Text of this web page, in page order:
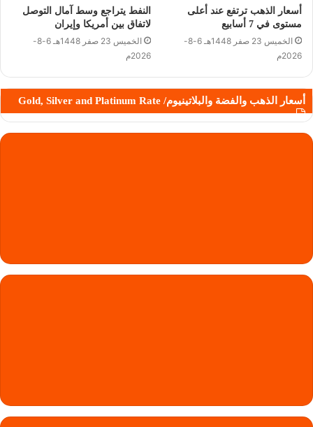
أسعار الذهب ترتفع عند أعلى
مستوى في 7 أسابيع
الخميس 23 صفر 1448هـ 6-8-
2026م
النفط يتراجع وسط آمال التوصل
لاتفاق بين أمريكا وإيران
الخميس 23 صفر 1448هـ 6-8-
2026م
أسعار الذهب والفضة والبلاتينيوم/ Gold, Silver and Platinum Rate